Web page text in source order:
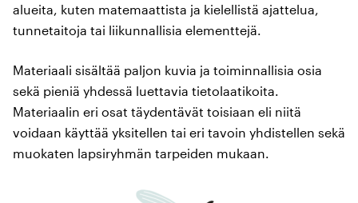
alueita, kuten matemaattista ja kielellistä ajattelua,
tunnetaitoja tai liikunnallisia elementtejä.
Materiaali sisältää paljon kuvia ja toiminnallisia osia
sekä pieniä yhdessä luettavia tietolaatikoita.
Materiaalin eri osat täydentävät toisiaan eli niitä
voidaan käyttää yksitellen tai eri tavoin yhdistellen sekä
muokaten lapsiryhmän tarpeiden mukaan.